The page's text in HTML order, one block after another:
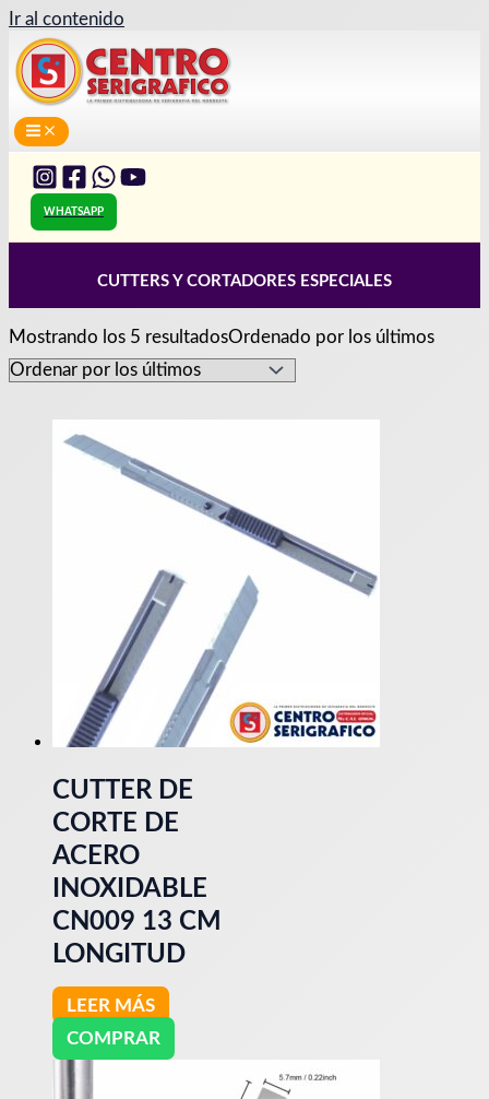
Ir al contenido
WHATSAPP
CUTTERS Y CORTADORES ESPECIALES
Mostrando los 5 resultadosOrdenado por los últimos
CUTTER DE
CORTE DE
ACERO
INOXIDABLE
CN009 13 CM
LONGITUD
LEER MÁS
COMPRAR